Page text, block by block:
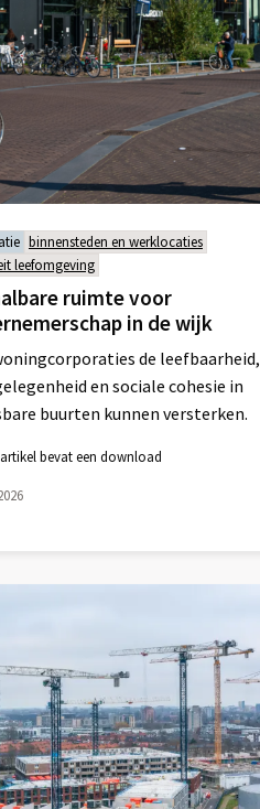
binnensteden en werklocaties
leefomgeving
ruimte voor
in de wijk
de leefbaarheid,
en sociale cohesie in
buurten kunnen versterken.
bevat een download